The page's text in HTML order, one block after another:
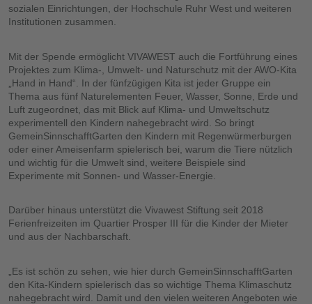
sozialen Einrichtungen, der Hochschule Ruhr West und weiteren
Institutionen zusammen.
Mit der Spende ermöglicht VIVAWEST auch die Fortführung eines
Projektes zum Klima-, Umwelt- und Naturschutz mit der AWO-Kita
„Hand in Hand“. In der fünfzügigen Kita ist jeder Gruppe ein
Thema aus fünf Naturelementen Feuer, Wasser, Sonne, Erde und
Luft zugeordnet, das mit Blick auf Klima- und Umweltschutz
experimentell den Kindern nahegebracht wird. So bringt
GemeinSinnschafftGarten den Kindern mit Regenwürmerburgen
oder einer Ameisenfarm spielerisch bei, warum die Tiere nützlich
und wichtig für die Umwelt sind, weitere Beispiele sind
Experimente mit Sonnen- und Wasser-Energie.
Darüber hinaus unterstützt die Vivawest Stiftung seit 2018
Ferienfreizeiten im Quartier Prosper III für die Kinder der Mieter
und aus der Nachbarschaft.
„Es ist schön zu sehen, wie hier durch GemeinSinnschafftGarten
den Kita-Kindern spielerisch das so wichtige Thema Klimaschutz
nahegebracht wird. Damit und den vielen weiteren Angeboten wie